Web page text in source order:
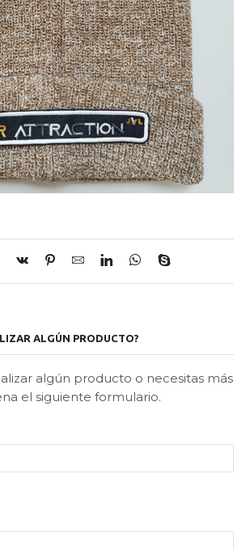
ALGÚN PRODUCTO?
algún producto o necesitas más
el siguiente formulario.